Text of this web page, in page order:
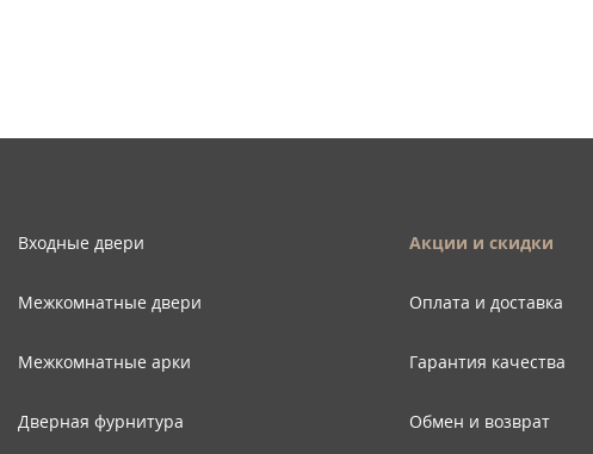
Входные двери
Межкомнатные двери
Межкомнатные арки
Дверная фурнитура
Акции и скидки
Оплата и доставка
Гарантия качества
Обмен и возврат